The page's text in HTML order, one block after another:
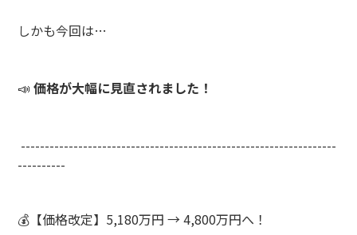
しかも今回は…
📣価格が大幅に見直されました！
------------------------------------------------------------------
----------
💰【価格改定】5,180万円 → 4,800万円へ！